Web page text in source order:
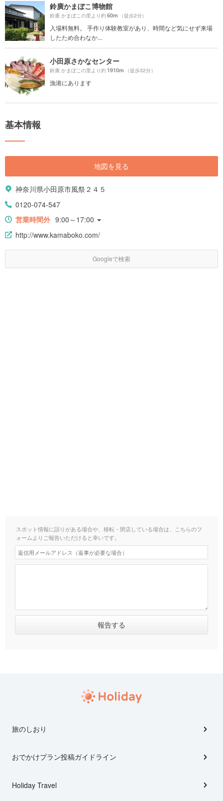
鈴廣かまぼこ博物館
鈴廣 かまぼこの里より約60m （徒歩2分）
入場料無料。 手作り体験教室があり、時間など気にせず来場
したため合わなか...
小田原さかなセンター
鈴廣 かまぼこの里より約1910m （徒歩32分）
漁港にあります
基本情報
地図を見る
神奈川県小田原市風祭２４５
0120-074-547
営業時間外 9:00～17:00
http://www.kamaboko.com/
Googleで検索
スポット情報に誤りがある場合や、移転・閉店している場合は、こちらのフ
ォームよりご報告いただけると幸いです。
旅のしおり
おでかけプラン投稿ガイドライン
Holiday Travel